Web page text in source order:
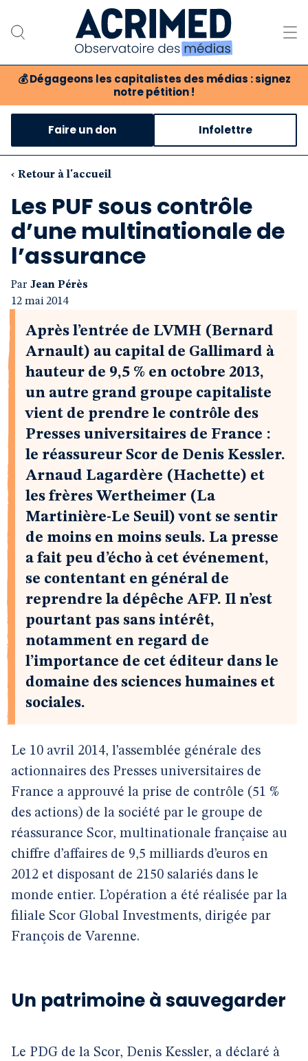
💰 Dégageons les capitalistes des médias : signez
notre pétition !
Notre association
Notre critique des médias
Nos propositions
Notre revue
Boutique
Faire un don Infolettre
‹ Retour à l'accueil
Les PUF sous contrôle
d’une multinationale de
l’assurance
Par Jean Pérès
12 mai 2014
Après l’entrée de LVMH (Bernard
Arnault) au capital de Gallimard à
hauteur de 9,5 % en octobre 2013,
un autre grand groupe capitaliste
vient de prendre le contrôle des
Presses universitaires de France :
le réassureur Scor de Denis Kessler.
Arnaud Lagardère (Hachette) et
les frères Wertheimer (La
Martinière-Le Seuil) vont se sentir
de moins en moins seuls. La presse
a fait peu d’écho à cet événement,
se contentant en général de
reprendre la dépêche AFP. Il n’est
pourtant pas sans intérêt,
notamment en regard de
l’importance de cet éditeur dans le
domaine des sciences humaines et
sociales.
Le 10 avril 2014, l’assemblée générale des
actionnaires des Presses universitaires de
France a approuvé la prise de contrôle (51 %
des actions) de la société par le groupe de
réassurance Scor, multinationale française au
chiffre d’affaires de 9,5 milliards d’euros en
2012 et disposant de 2150 salariés dans le
monde entier. L’opération a été réalisée par la
filiale Scor Global Investments, dirigée par
François de Varenne.
Un patrimoine à sauvegarder
Le PDG de la Scor, Denis Kessler, a déclaré à